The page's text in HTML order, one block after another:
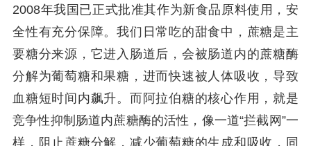
2008年我国已正式批准其作为新食品原料使用，安
全性有充分保障。我们日常吃的甜食中，蔗糖是主
要糖分来源，它进入肠道后，会被肠道内的蔗糖酶
分解为葡萄糖和果糖，进而快速被人体吸收，导致
血糖短时间内飙升。而阿拉伯糖的核心作用，就是
竞争性抑制肠道内蔗糖酶的活性，像一道“拦截网”一
样，阻止蔗糖分解，减少葡萄糖的生成和吸收，同